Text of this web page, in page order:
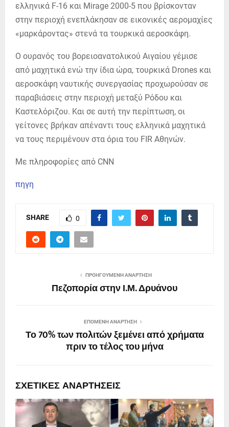
ελληνικά F-16 και Mirage 2000-5 που βρίσκονταν
στην περιοχή ενεπλάκησαν σε εικονικές αερομαχίες
«μαρκάροντας» στενά τα τουρκικά αεροσκάφη.
Ο ουρανός του βορειοανατολικού Αιγαίου γέμισε
από μαχητικά ενώ την ίδια ώρα, τουρκικά Drones και
αεροσκάφη ναυτικής συνεργασίας προχωρούσαν σε
παραβιάσεις στην περιοχή μεταξύ Ρόδου και
Καστελόριζου. Και σε αυτή την περίπτωση, οι
γείτονες βρήκαν απέναντι τους ελληνικά μαχητικά
να τους περιμένουν στα όρια του FIR Αθηνών.
Με πληροφορίες από CNN
πηγη
SHARE 0
ΠΡΟΗΓΟΎΜΕΝΗ ΑΝΆΡΤΗΣΗ
Πεζοπορία στην Ι.Μ. Δρυάνου
ΕΠΌΜΕΝΗ ΑΝΆΡΤΗΣΗ
Το 70% των πολιτών ξεμένει από χρήματα
πριν το τέλος του μήνα
ΣΧΕΤΙΚΈΣ ΑΝΑΡΤΉΣΕΙΣ